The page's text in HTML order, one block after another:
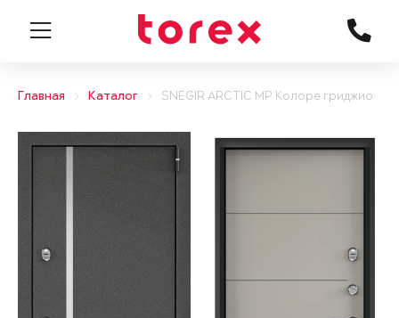
Главная Каталог SNEGIR ARCTIC MP Колоре гриджио